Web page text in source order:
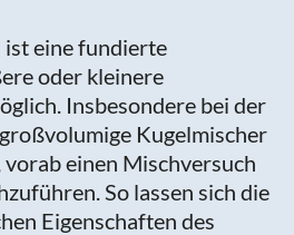
eine fundierte
oder kleinere
Insbesondere bei der
Kugelmischer
einen Mischversuch
So lassen sich die
Eigenschaften des